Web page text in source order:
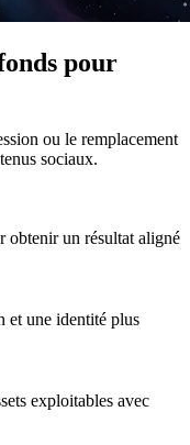
pour
ou le remplacement
sociaux.
obtenir un résultat aligné
et une identité plus
exploitables avec